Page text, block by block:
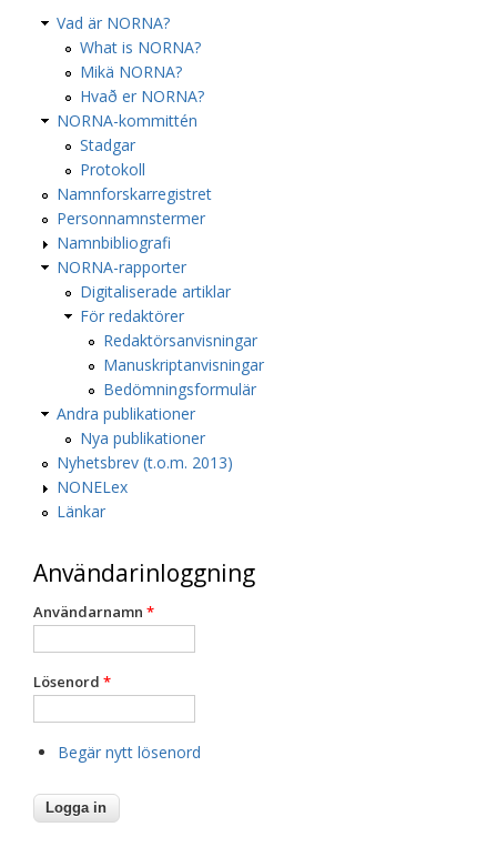
Vad är NORNA?
What is NORNA?
Mikä NORNA?
Hvað er NORNA?
NORNA-kommittén
Stadgar
Protokoll
Namnforskarregistret
Personnamnstermer
Namnbibliografi
NORNA-rapporter
Digitaliserade artiklar
För redaktörer
Redaktörsanvisningar
Manuskriptanvisningar
Bedömningsformulär
Andra publikationer
Nya publikationer
Nyhetsbrev (t.o.m. 2013)
NONELex
Länkar
Användarinloggning
Användarnamn *
Lösenord *
Begär nytt lösenord